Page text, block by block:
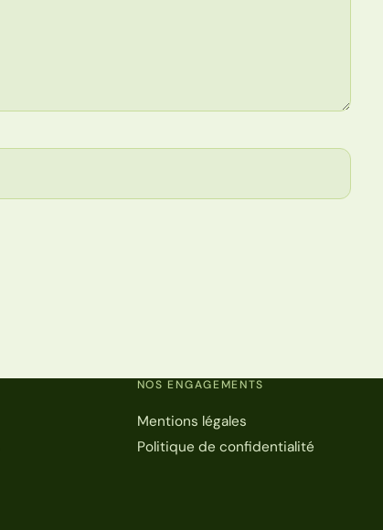
NOS ENGAGEMENTS
Mentions légales
Politique de confidentialité